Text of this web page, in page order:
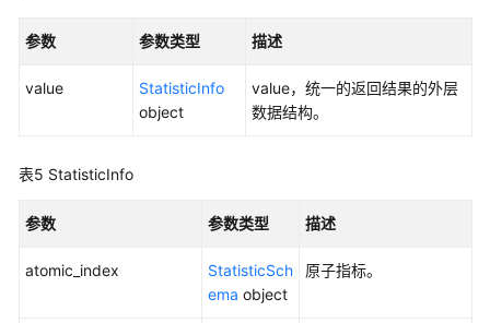
理
构
参数 参数类型 描述
value
StatisticInfo
object
value，统一的返回结果的外层
数据结构。
表5 StatisticInfo
参数 参数类型 描述
atomic_index
StatisticSch
ema object
原子指标。